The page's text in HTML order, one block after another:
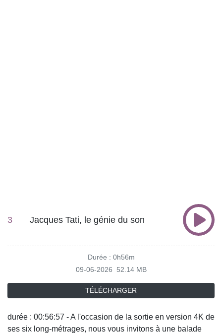
3 Jacques Tati, le génie du son
Durée : 0h56m
09-06-2026
52.14 MB
TÉLÉCHARGER
durée : 00:56:57 - A l'occasion de la sortie en version 4K de
ses six long-métrages, nous vous invitons à une balade